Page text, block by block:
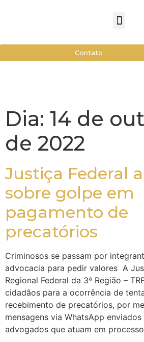
Contato
Dia: 14 de
de 2022
Justiça Federal
sobre golpe em
pagamento de
precatórios
Criminosos se passam por
advocacia para pedir valores A
Regional Federal da 3ª Região –
cidadãos para a ocorrência de
recebimento de precatórios, por
mensagens via WhatsApp
advogados que atuam em